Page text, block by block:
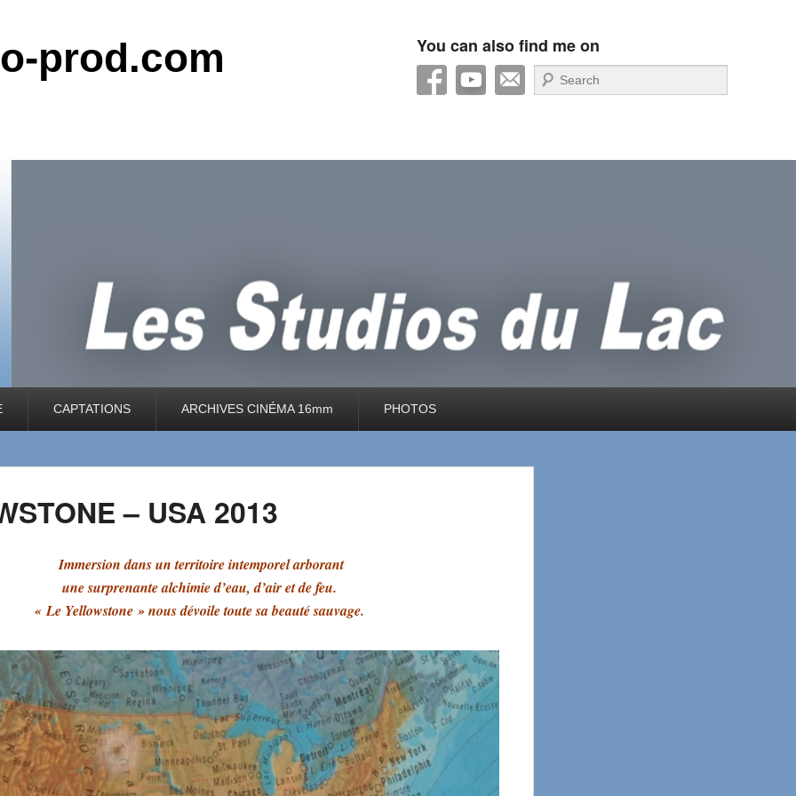
prod.com You can also find me on
Recherche
CAPTATIONS ARCHIVES CINÉMA 16mm PHOTOS
– USA 2013
Immersion dans un territoire intemporel arborant
une surprenante alchimie d’eau, d’air et de feu.
« Le Yellowstone » nous dévoile toute sa beauté sauvage.